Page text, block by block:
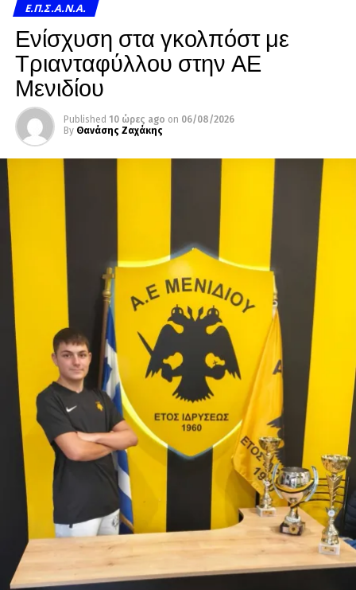
Ε.Π.Σ.Α.Ν.Α.
Ενίσχυση στα γκολπόστ με
Τριανταφύλλου στην ΑΕ
Μενιδίου
Published 10 ώρες ago on 06/08/2026
By Θανάσης Ζαχάκης